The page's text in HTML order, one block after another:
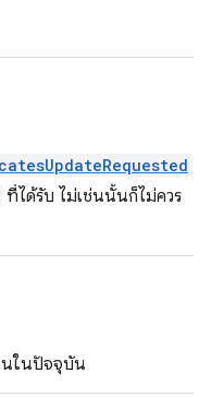
ที่ได้รับ ไม่เช่นนั้นก็ไม่ควร
นในปัจจุบัน